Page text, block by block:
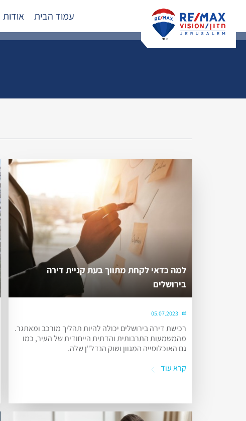
עמוד הבית אודות
למה כדאי לקחת מתווך בעת קניית דירה
בירושלים
05.07.2023
רכישת דירה בירושלים יכולה להיות תהליך מורכב ומאתגר.
מהמשמעות התרבותית והדתית הייחודית של העיר, כמו
גם האוכלוסייה המגוון ושוק הנדל"ן שלה.
קרא עוד